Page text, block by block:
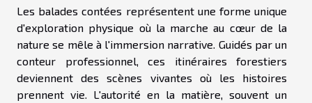
Les balades contées représentent une forme unique
d'exploration physique où la marche au cœur de la
nature se mêle à l'immersion narrative. Guidés par un
conteur professionnel, ces itinéraires forestiers
deviennent des scènes vivantes où les histoires
prennent vie. L'autorité en la matière, souvent un